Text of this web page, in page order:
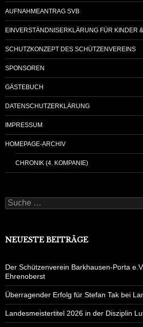
AUFNAHMEANTRAG SVB
EINVERSTÄNDNISERKLÄRUNG FÜR KINDER
SCHUTZKONZEPT DES SCHÜTZENVEREINS
SPONSOREN
GÄSTEBUCH
DATENSCHUTZERKLÄRUNG
IMPRESSUM
HOMEPAGE-ARCHIV
CHRONIK (4. KOMPANIE)
Suche
nach:
NEUESTE BEITRÄGE
Der Schützenverein Barkhausen-Porta
Ehrenoberst
Überragender Erfolg für Stefan Tak bei
Landesmeistertitel 2026 in der Disziplin